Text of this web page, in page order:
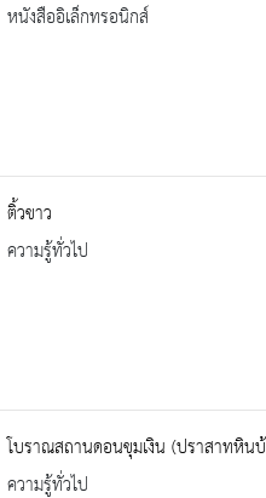
หนังสืออิเล็กทรอนิกส์
ติ้วขาว
ความรู้ทั่วไป
โบราณสถานดอนขุมเงิน (ปราสาทหิน
ความรู้ทั่วไป